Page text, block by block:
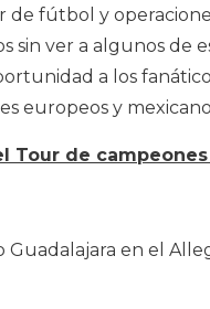
de fútbol y
sin ver a algunos de
a los
europeos y
Tour de
en el